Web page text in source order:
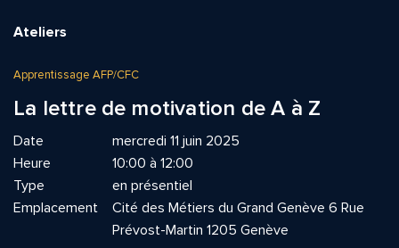
Ateliers
Apprentissage AFP/CFC
La lettre de motivation de A à Z
Date
mercredi 11 juin 2025
Heure
10:00 à 12:00
Type
en présentiel
Emplacement
Cité des Métiers du Grand Genève 6 Rue
Prévost-Martin 1205 Genève